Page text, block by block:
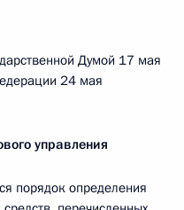
Думой 17 мая
24 мая
управления
порядок определения